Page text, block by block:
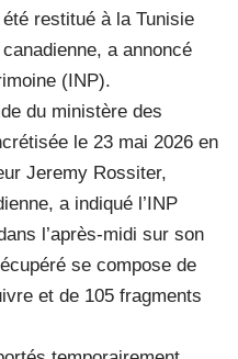
restitué à la Tunisie
a annoncé
(INP).
du ministère des
le 23 mai 2026 en
Jeremy Rossiter,
a indiqué l’INP
l’après-midi sur son
se compose de
et de 105 fragments